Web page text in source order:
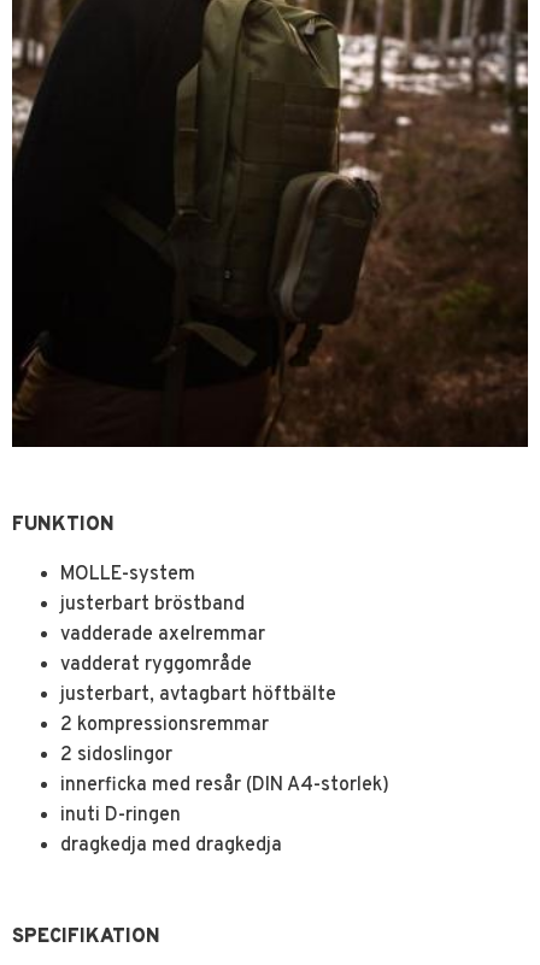
FUNKTION
MOLLE-system
justerbart bröstband
vadderade axelremmar
vadderat ryggområde
justerbart, avtagbart höftbälte
2 kompressionsremmar
2 sidoslingor
innerficka med resår (DIN A4-storlek)
inuti D-ringen
dragkedja med dragkedja
SPECIFIKATION